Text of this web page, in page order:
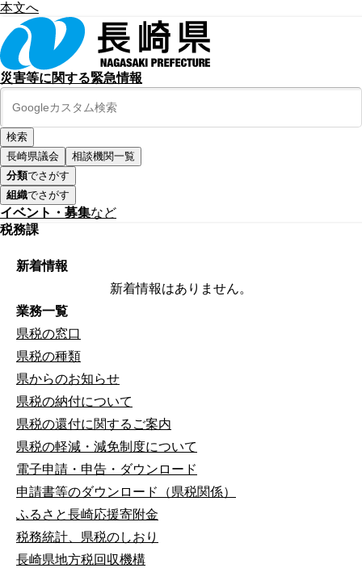
本文へ
災害等に関する緊急情報
長崎県議会
相談機関一覧
分類でさがす
組織でさがす
イベント・募集など
税務課
新着情報
新着情報はありません。
業務一覧
県税の窓口
県税の種類
県からのお知らせ
県税の納付について
県税の還付に関するご案内
県税の軽減・減免制度について
電子申請・申告・ダウンロード
申請書等のダウンロード（県税関係）
ふるさと長崎応援寄附金
税務統計、県税のしおり
長崎県地方税回収機構